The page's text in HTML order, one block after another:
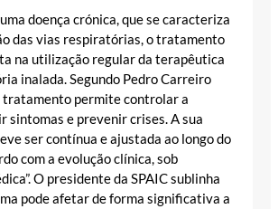
doença crónica, que se caracteriza
das vias respiratórias, o tratamento
na utilização regular da terapêutica
inalada. Segundo Pedro Carreiro
tratamento permite controlar a
sintomas e prevenir crises. A sua
ser contínua e ajustada ao longo do
com a evolução clínica, sob
O presidente da SPAIC sublinha
pode afetar de forma significativa a